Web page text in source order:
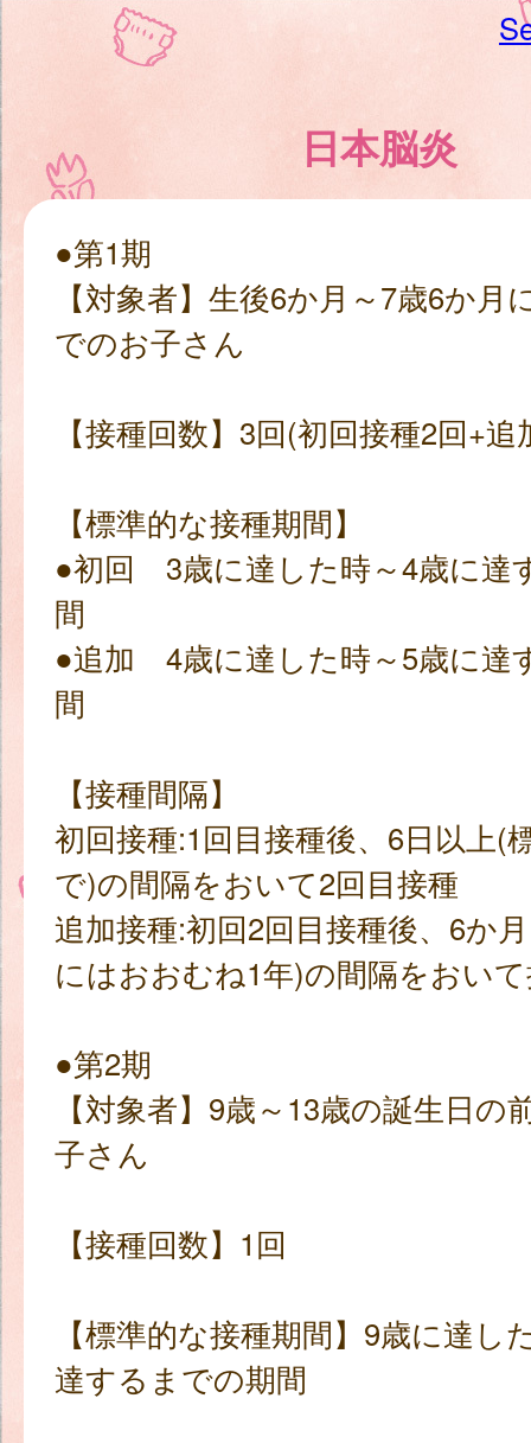
日本脳炎
●第1期
【対象者】生後6か月～7歳6か月
でのお子さん
【接種回数】3回(初回接種2回+
【標準的な接種期間】
●初回 3歳に達した時～4歳に達
間
●追加 4歳に達した時～5歳に達
間
【接種間隔】
初回接種:1回目接種後、6日以上(
で)の間隔をおいて2回目接種
追加接種:初回2回目接種後、6か
にはおおむね1年)の間隔をおい
●第2期
【対象者】9歳～13歳の誕生日の
子さん
【接種回数】1回
【標準的な接種期間】9歳に達し
達するまでの期間